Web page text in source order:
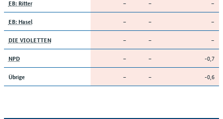
EB: Ritter – – –
EB: Hasel – – –
DIE VIOLETTEN – – –
NPD – – -0,7
Übrige – – -0,6